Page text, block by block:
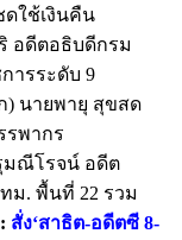
ดใช้เงินคืน
อดีตอธิบดีกรม
ารระดับ 9
) นายพายุ สุขสด
รพากร
มณีโรจน์ อดีต
ม. พื้นที่ 22 รวม
สั่ง‘สาธิต-อดีตซี 8-